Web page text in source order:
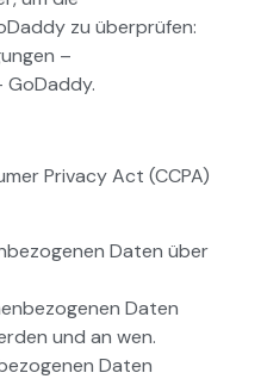
zu überprüfen:
–
Privacy Act (CCPA)
Daten über
Daten
und an wen.
Daten